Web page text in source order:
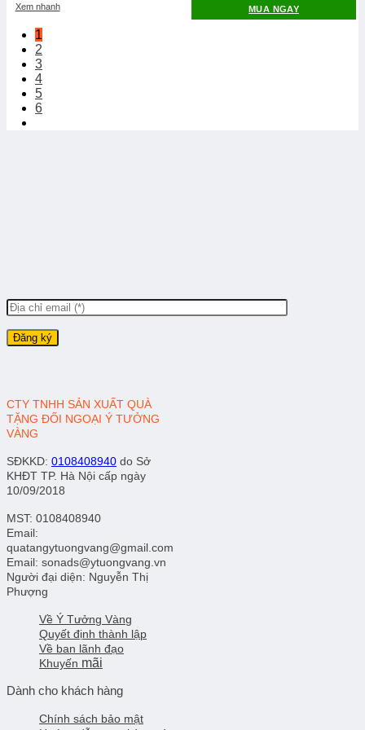
MUA NGAY
Xem nhanh
1
2
3
4
5
6
CTY TNHH SẢN XUẤT QUÀ
TẶNG ĐỐI NGOẠI Ý TƯỞNG
VÀNG
SĐKKD: 0108408940 do Sở
KHĐT TP. Hà Nội cấp ngày
10/09/2018
MST: 0108408940
Email:
quatangytuongvang@gmail.com
Email: sonads@ytuongvang.vn
Người đại diện: Nguyễn Thị
Phượng
Về Ý Tưởng Vàng
Quyết định thành lập
Về ban lãnh đạo
Khuyến mãi
Dành cho khách hàng
Chính sách bảo mật